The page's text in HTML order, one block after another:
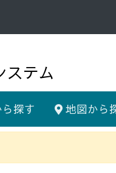
テム
探す 地図から